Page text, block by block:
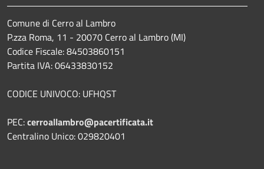
Comune di Cerro al Lambro
P.zza Roma, 11 - 20070 Cerro al Lambro (MI)
Codice Fiscale: 84503860151
Partita IVA: 06433830152
CODICE UNIVOCO: UFHQST
PEC:cerroallambro@pacertificata.it
Centralino Unico: 029820401